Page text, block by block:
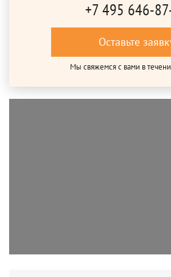
+7 495 646-
Оставьте
Мы свяжемся с вами в